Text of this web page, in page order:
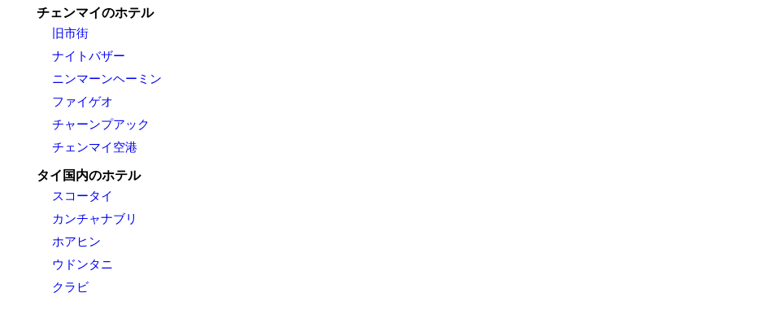
チェンマイのホテル
旧市街
ナイトバザー
ニンマーンヘーミン
ファイゲオ
チャーンプアック
チェンマイ空港
タイ国内のホテル
スコータイ
カンチャナブリ
ホアヒン
ウドンタニ
クラビ